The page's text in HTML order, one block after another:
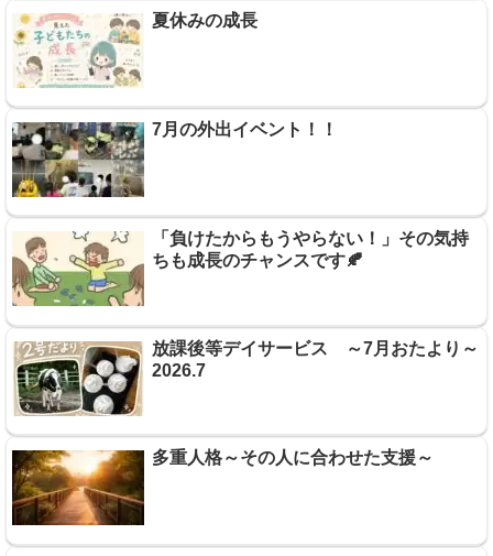
夏休みの成長
7月の外出イベント！！
「負けたからもうやらない！」その気持
ちも成長のチャンスです🍂
放課後等デイサービス ～7月おたより～
2026.7
多重人格～その人に合わせた支援～